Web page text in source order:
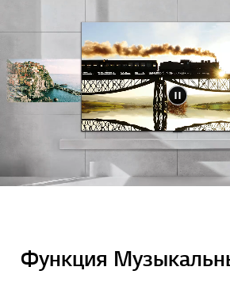
LG Gallery+
Добавьте
LG Gallery+ предоставляет доступ
произведениям искусства, фоновым
Благодаря регулярным